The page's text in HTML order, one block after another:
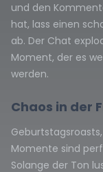
und den
hat, lass einen
ab. Der Chat
Moment, der es
werden.
Chaos in der
Momente sind
Solange der Ton